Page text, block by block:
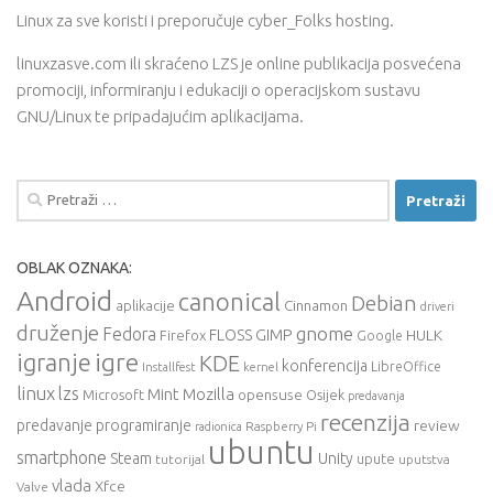
Linux za sve koristi i preporučuje cyber_Folks hosting.
linuxzasve.com ili skraćeno LZS je online publikacija posvećena
promociji, informiranju i edukaciji o operacijskom sustavu
GNU/Linux te pripadajućim aplikacijama.
Pretraži:
OBLAK OZNAKA:
Android aplikacije canonical Cinnamon Debian driveri
druženje Fedora Firefox FLOSS GIMP gnome Google HULK
igranje igre Installfest KDE kernel konferencija LibreOffice
linux lzs Microsoft Mint Mozilla opensuse Osijek predavanja
predavanje programiranje radionica Raspberry Pi recenzija review
smartphone Steam tutorijal ubuntu Unity upute uputstva
Valve vlada Xfce